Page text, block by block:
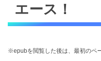
エース！
※epubを閲覧した後は、最初のペ